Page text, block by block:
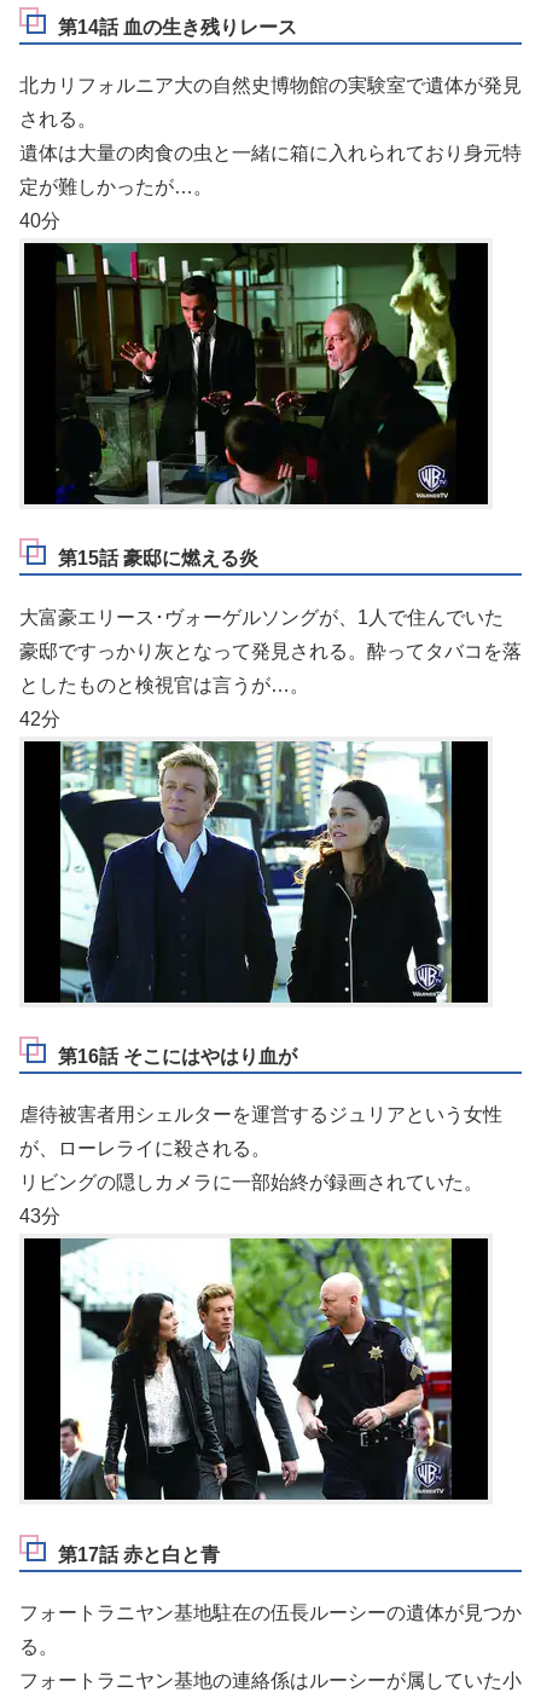
第14話 血の生き残りレース
北カリフォルニア大の自然史博物館の実験室で遺体が発見
される。
遺体は大量の肉食の虫と一緒に箱に入れられており身元特
定が難しかったが…。
40分
第15話 豪邸に燃える炎
大富豪エリース･ヴォーゲルソングが、1人で住んでいた
豪邸ですっかり灰となって発見される。酔ってタバコを落
としたものと検視官は言うが…。
42分
第16話 そこにはやはり血が
虐待被害者用シェルターを運営するジュリアという女性
が、ローレライに殺される。
リビングの隠しカメラに一部始終が録画されていた。
43分
第17話 赤と白と青
フォートラニヤン基地駐在の伍長ルーシーの遺体が見つか
る。
フォートラニヤン基地の連絡係はルーシーが属していた小